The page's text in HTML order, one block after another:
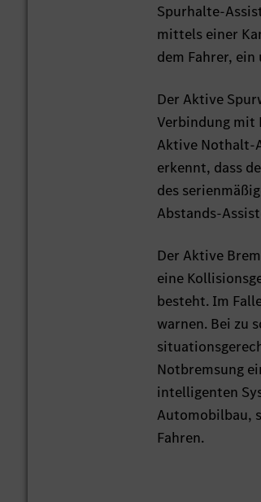
Spurhalte-
mittels einer
dem Fahrer,
Der Aktive
Verbindung mit
Aktive Nothalt-
erkennt, dass
des
Abstands-
Der Aktive
eine
besteht. Im
warnen. Bei zu
Notbremsung
intelligenten
Automobilbau,
Fahren.